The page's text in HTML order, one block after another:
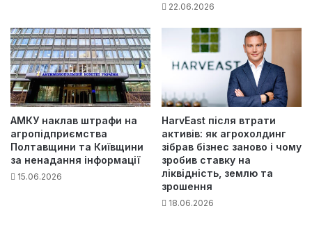
22.06.2026
АМКУ наклав штрафи на
агропідприємства
Полтавщини та Київщини
за ненадання інформації
15.06.2026
HarvEast після втрати
активів: як агрохолдинг
зібрав бізнес заново і чому
зробив ставку на
ліквідність, землю та
зрошення
18.06.2026